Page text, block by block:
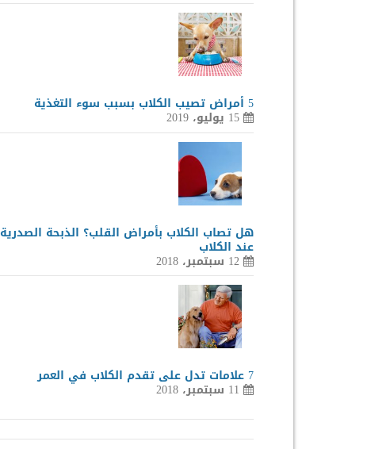
5 أمراض تصيب الكلاب بسبب سوء التغذية
15 يوليو، 2019
هل تصاب الكلاب بأمراض القلب؟ الذبحة الصدرية
عند الكلاب
12 سبتمبر، 2018
7 علامات تدل على تقدم الكلاب في العمر
11 سبتمبر، 2018